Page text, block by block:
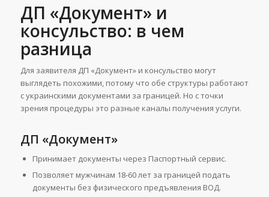
ДП «Документ» и
консульство: в чем
разница
Для заявителя ДП «Документ» и консульство могут
выглядеть похожими, потому что обе структуры работают
с украинскими документами за границей. Но с точки
зрения процедуры это разные каналы получения услуги.
ДП «Документ»
Принимает документы через Паспортный сервис.
Позволяет мужчинам 18-60 лет за границей подать
документы без физического предъявления ВОД.